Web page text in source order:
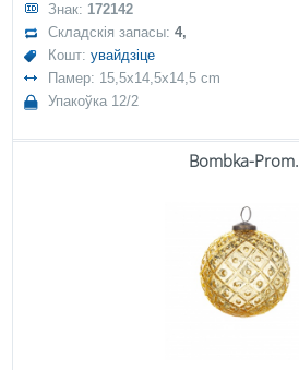
Знак: 172142
Складскія запасы:4,
Кошт:увайдзіце
Памер: 15,5x14,5x14,5 cm
Упакоўка 12/2
Bombka-Prom.